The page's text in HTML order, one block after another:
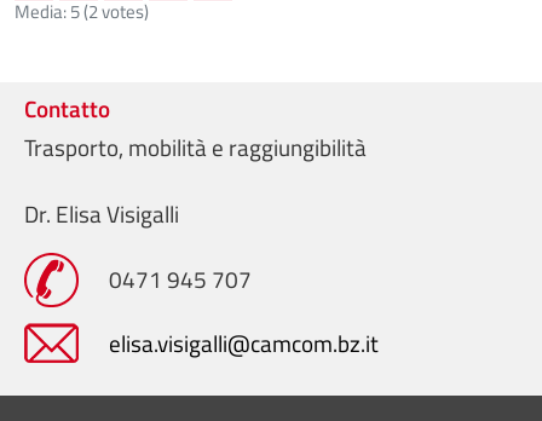
Media:5(2votes)
Contatto
Trasporto, mobilità e raggiungibilità
Dr. Elisa Visigalli
0471 945 707
elisa.visigalli@camcom.bz.it